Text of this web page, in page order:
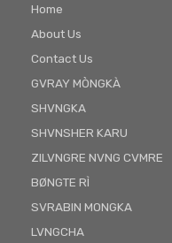
Home
About Us
Contact Us
GVRAY MÒNGKÀ
SHVNGKA
SHVNSHER KARU
ZILVNGRE NVNG CVMRE
BØNGTE RÌ
SVRABIN MONGKA
LVNGCHA